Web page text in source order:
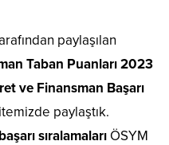
paylaşılan
Taban Puanları 2023
ve Finansman Başarı
paylaştık.
başarı sıralamaları ÖSYM